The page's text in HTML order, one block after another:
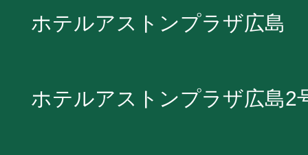
ホテルアストンプラザ広島
ホテルアストンプラザ広島2